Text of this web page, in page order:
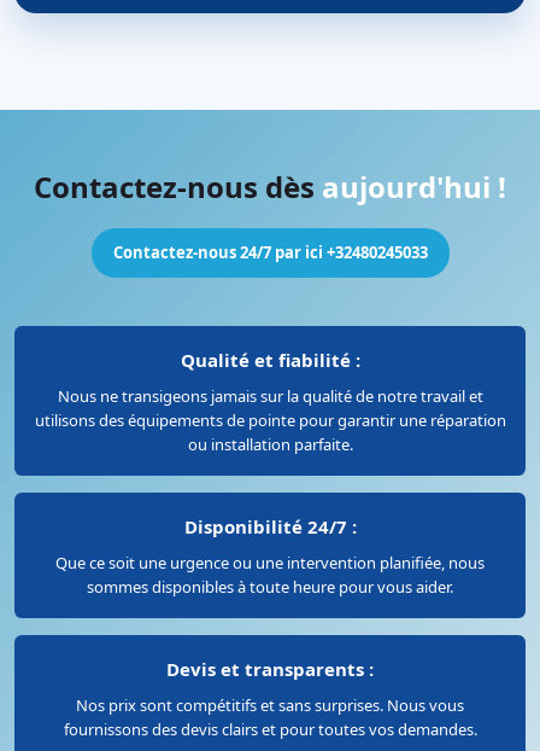
Contactez-nous dès aujourd'hui !
Contactez-nous 24/7 par ici +32480245033
Qualité et fiabilité :
Nous ne transigeons jamais sur la qualité de notre travail et
utilisons des équipements de pointe pour garantir une réparation
ou installation parfaite.
Disponibilité 24/7 :
Que ce soit une urgence ou une intervention planifiée, nous
sommes disponibles à toute heure pour vous aider.
Devis et transparents :
Nos prix sont compétitifs et sans surprises. Nous vous
fournissons des devis clairs et pour toutes vos demandes.